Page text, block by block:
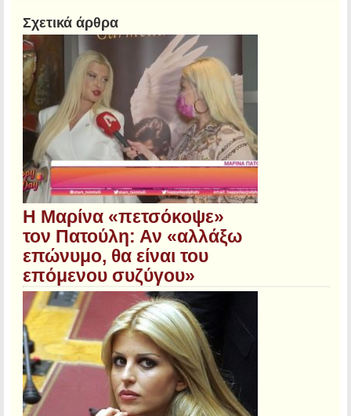
Σχετικά άρθρα
Η Μαρίνα «πετσόκοψε»
τον Πατούλη: Αν «αλλάξω
επώνυμο, θα είναι του
επόμενου συζύγου»